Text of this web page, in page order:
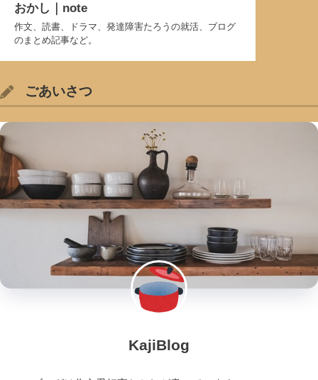
おかし｜note
作文、読書、ドラマ、発達障害たろうの就活、ブログ
のまとめ記事など。
ごあいさつ
KajiBlog